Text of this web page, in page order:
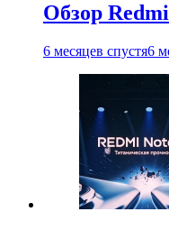
Обзор
6 месяцев спустя6